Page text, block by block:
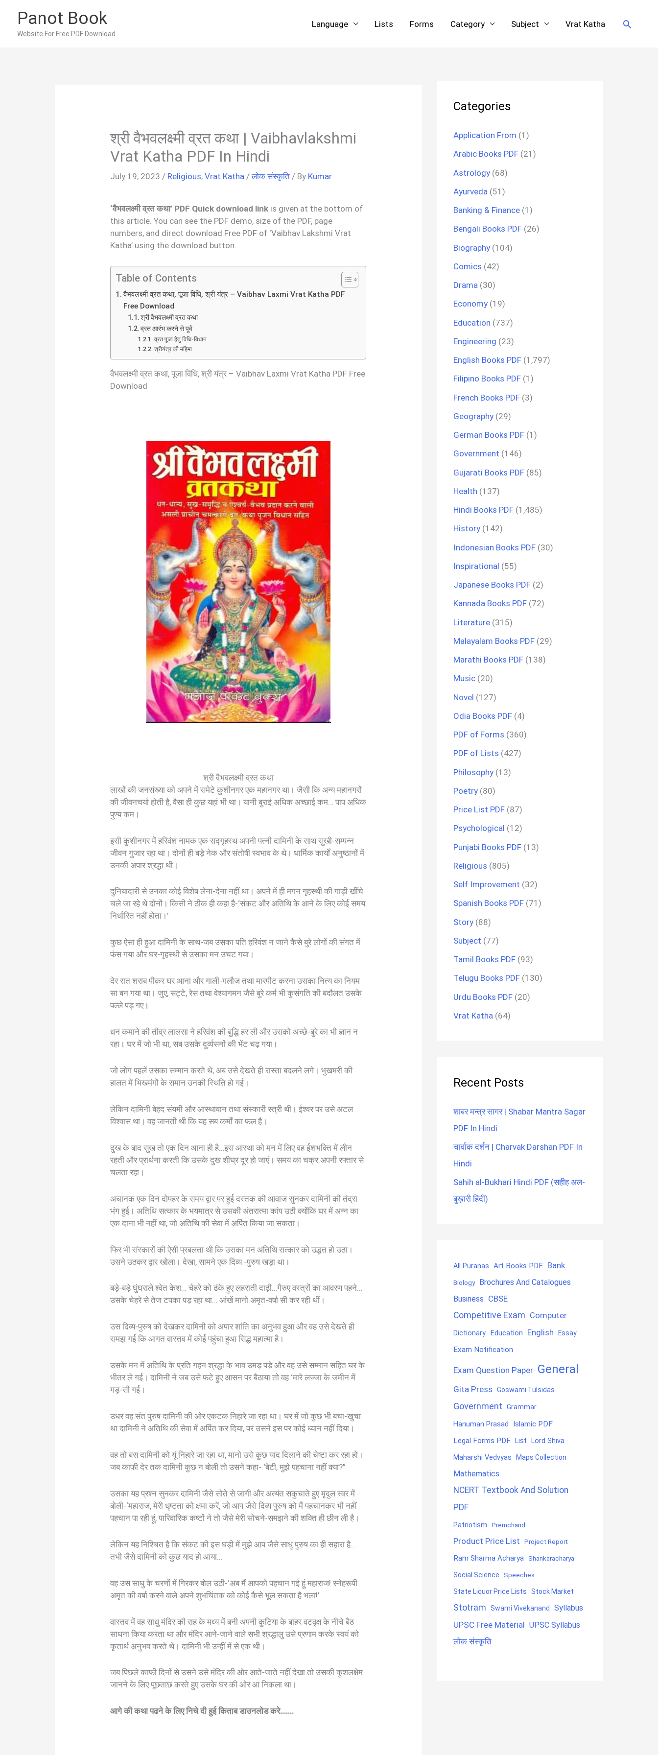
content
Panot Book
Website For Free PDF Download
Language Lists Forms Category Subject Vrat Katha Search
श्री वैभवलक्ष्मी व्रत कथा | Vaibhavlakshmi
Vrat Katha PDF In Hindi
July 19, 2023 / Religious,Vrat Katha /लोक संस्कृति / By Kumar
‘वैभवलक्ष्मी व्रत कथा’ PDF Quick download link is given at the bottom of
this article. You can see the PDF demo, size of the PDF, page
numbers, and direct download Free PDF of ‘Vaibhav Lakshmi Vrat
Katha’ using the download button.
Table of Contents
वैभवलक्ष्मी व्रत कथा, पूजा विधि, श्री यंत्र – Vaibhav Laxmi Vrat Katha PDF
Free Download
श्री वैभवलक्ष्मी व्रत कथा
व्रत आरंभ करने से पूर्व
व्रत पूजा हेतु विधि-विधान
श्रीयंत्र की महिमा
वैभवलक्ष्मी व्रत कथा, पूजा विधि, श्री यंत्र – Vaibhav Laxmi Vrat Katha PDF Free
Download
श्री वैभवलक्ष्मी व्रत कथा
लाखों की जनसंख्या को अपने में समेटे कुशीनगर एक महानगर था। जैसी कि अन्य महानगरों
की जीवनचर्या होती है, वैसा ही कुछ यहां भी था। यानी बुराई अधिक अच्छाई कम… पाप अधिक
पुण्य कम।
इसी कुशीनगर में हरिवंश नामक एक सद्गृहस्थ अपनी पत्नी दामिनी के साथ सुखी-सम्पन्न
जीवन गुजार रहा था। दोनों ही बड़े नेक और संतोषी स्वभाव के थे। धार्मिक कार्यों अनुष्ठानों में
उनकी अपार श्रद्धा थी।
दुनियादारी से उनका कोई विशेष लेना-देना नहीं था। अपने में ही मगन गृहस्थी की गाड़ी खींचे
चले जा रहे थे दोनों। किसी ने ठीक ही कहा है-‘संकट और अतिथि के आने के लिए कोई समय
निर्धारित नहीं होता।’
कुछ ऐसा ही हुआ दामिनी के साथ-जब उसका पति हरिवंश न जाने कैसे बुरे लोगों की संगत में
फंस गया और घर-गृहस्थी से उसका मन उचट गया।
देर रात शराब पीकर घर आना और गाली-गलौज तथा मारपीट करना उसका नित्य का नियम
सा बन गया था। जुए, सट्टे, रेस तथा वेश्यागमन जैसे बुरे कर्म भी कुसंगति की बदौलत उसके
पल्ले पड़ गए।
धन कमाने की तीव्र लालसा ने हरिवंश की बुद्धि हर ली और उसको अच्छे-बुरे का भी ज्ञान न
रहा। घर में जो भी था, सब उसके दुर्व्यसनों की भेंट चढ़ गया।
जो लोग पहलें उसका सम्मान करते थे, अब उसे देखते ही रास्ता बदलने लगे। भुखमरी की
हालत में भिखमंगों के समान उनकी स्थिति हो गई।
लेकिन दामिनी बेहद संयमी और आस्थावान तथा संस्कारी स्त्री थी। ईश्वर पर उसे अटल
विश्वास था। वह जानती थी कि यह सब कर्मों का फल है।
दुख के बाद सुख तो एक दिन आना ही है…इस आस्था को मन में लिए वह ईशभक्ति में लीन
रहती और प्रार्थना करती कि उसके दुख शीघ्र दूर हो जाएं। समय का चक्र अपनी रफ्तार से
चलता रहा।
अचानक एक दिन दोपहर के समय द्वार पर हुई दस्तक की आवाज सुनकर दामिनी की तंद्रा
भंग हुई। अतिथि सत्कार के भयमात्र से उसकी अंतरात्मा कांप उठी क्योंकि घर में अन्न का
एक दाना भी नहीं था, जो अतिथि की सेवा में अर्पित किया जा सकता।
फिर भी संस्कारों की ऐसी प्रबलता थी कि उसका मन अतिथि सत्कार को उद्धत हो उठा।
उसने उठकर द्वार खोला। देखा, सामने एक दिव्य -पुरुष खड़ा था।
बड़े-बड़े घुंघराले श्वेत केश… चेहरे को ढंके हुए लहराती दाढ़ी…गैरुए वस्त्रों का आवरण पहने…
उसके चेहरे से तेज टपका पड़ रहा था… आंखें मानो अमृत-वर्षा सी कर रही थीं।
उस दिव्य-पुरुष को देखकर दामिनी को अपार शांति का अनुभव हुआ और वह उसे देखते ही
समझ गई कि आगत वास्तव में कोई पहुंचा हुआ सिद्ध महात्मा है।
उसके मन में अतिथि के प्रति गहन श्रद्धा के भाव उमड़ पड़े और वह उसे सम्मान सहित घर के
भीतर ले गई। दामिनी ने जब उसे फटे हुए आसन पर बैठाया तो वह ‘मारे लज्जा के जमीन में
गड़-सी गई।
उधर वह संत पुरुष दामिनी की ओर एकटक निहारे जा रहा था। घर में जो कुछ भी बचा-खुचा
था दामिनी ने अतिथि की सेवा में अर्पित कर दिया, पर उसने इस पर कोई ध्यान नहीं दिया।
वह तो बस दामिनी को यूं निहारे जा रहा था, मानो उसे कुछ याद दिलाने की चेष्टा कर रहा हो।
जब काफी देर तक दामिनी कुछ न बोली तो उसने कहा- ‘बेटी, मुझे पहचाना नहीं क्या?”
उसका यह प्रश्न सुनकर दामिनी जैसे सोते से जागी और अत्यंत सकुचाते हुए मृदुल स्वर में
बोली-‘महाराज, मेरी धृष्टता को क्षमा करें, जो आप जैसे दिव्य पुरुष को मैं पहचानकर भी नहीं
पहचान पा रही हूं, पारिवारिक कष्टों ने तो जैसे मेरी सोचने-समझने की शक्ति ही छीन ली है।
लेकिन यह निश्चित है कि संकट की इस घड़ी में मुझे आप जैसे साधु पुरुष का ही सहारा है…
तभी जैसे दामिनी को कुछ याद हो आया…
वह उस साधु के चरणों में गिरकर बोल उठी-‘अब मैं आपको पहचान गई हूं महाराज! स्नेहरूपी
अमृत की वर्षा करने वाले अपने शुभचिंतक को कोई कैसे भूल सकता है भला!’
वास्तव में वह साधु मंदिर की राह के मध्य में बनी अपनी कुटिया के बाहर वटवृक्ष के नीचे बैठ
साधना किया करता था और मंदिर आने-जाने वाले सभी श्रद्धालु उसे प्रणाम करके स्वयं को
कृतार्थ अनुभव करते थे। दामिनी भी उन्हीं में से एक थी।
जब पिछले काफी दिनों से उसने उसे मंदिर की ओर आते-जाते नहीं देखा तो उसकी कुशलक्षेम
जानने के लिए पूछताछ करते हुए उसके घर की ओर आ निकला था।
आगे की कथा पढने के लिए निचे दी हुई किताब डाउनलोड करे…….
Categories
Application From (1)
Arabic Books PDF (21)
Astrology (68)
Ayurveda (51)
Banking & Finance (1)
Bengali Books PDF (26)
Biography (104)
Comics (42)
Drama (30)
Economy (19)
Education (737)
Engineering (23)
English Books PDF (1,797)
Filipino Books PDF (1)
French Books PDF (3)
Geography (29)
German Books PDF (1)
Government (146)
Gujarati Books PDF (85)
Health (137)
Hindi Books PDF (1,485)
History (142)
Indonesian Books PDF (30)
Inspirational (55)
Japanese Books PDF (2)
Kannada Books PDF (72)
Literature (315)
Malayalam Books PDF (29)
Marathi Books PDF (138)
Music (20)
Novel (127)
Odia Books PDF (4)
PDF of Forms (360)
PDF of Lists (427)
Philosophy (13)
Poetry (80)
Price List PDF (87)
Psychological (12)
Punjabi Books PDF (13)
Religious (805)
Self Improvement (32)
Spanish Books PDF (71)
Story (88)
Subject (77)
Tamil Books PDF (93)
Telugu Books PDF (130)
Urdu Books PDF (20)
Vrat Katha (64)
Recent Posts
शाबर मन्त्र सागर | Shabar Mantra Sagar
PDF In Hindi
चार्वाक दर्शन | Charvak Darshan PDF In
Hindi
Sahih al-Bukhari Hindi PDF (सहीह अल-
बुख़ारी हिंदी)
All Puranas Art Books PDF Bank
Biology
Brochures And Catalogues
Business CBSE
Competitive Exam Computer
Dictionary Education English Essay
Exam Notification
Exam Question Paper General
Gita Press Goswami Tulsidas
Government Grammar
Hanuman Prasad
Islamic PDF
Legal Forms PDF List Lord Shiva
Maharshi Vedvyas Maps Collection
Mathematics
NCERT Textbook And Solution
PDF
Patriotism Premchand
Product Price List Project Report
Ram Sharma Acharya Shankaracharya
Social Science Speeches
State Liquor Price Lists Stock Market
Stotram Swami Vivekanand Syllabus
UPSC Free Material UPSC Syllabus
लोक संस्कृति